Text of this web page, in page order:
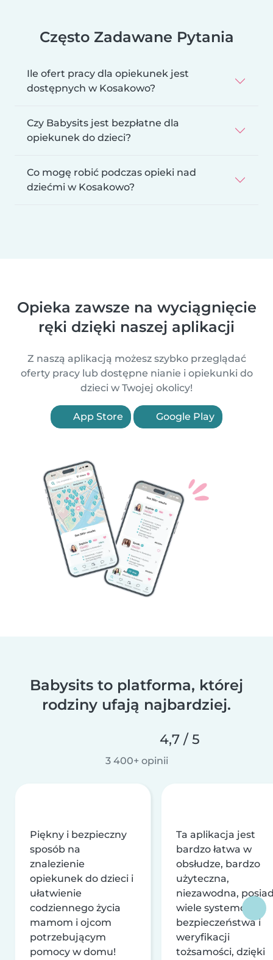
Często Zadawane Pytania
Ile ofert pracy dla opiekunek jest
dostępnych w Kosakowo?
Czy Babysits jest bezpłatne dla
opiekunek do dzieci?
Co mogę robić podczas opieki nad
dziećmi w Kosakowo?
Opieka zawsze na wyciągnięcie
ręki dzięki naszej aplikacji
Z naszą aplikacją możesz szybko przeglądać
oferty pracy lub dostępne nianie i opiekunki do
dzieci w Twojej okolicy!
App Store Google Play
Babysits to platforma, której
rodziny ufają najbardziej.
4,7 / 5
3 400+ opinii
Piękny i bezpieczny
sposób na
znalezienie
opiekunek do dzieci i
ułatwienie
codziennego życia
mamom i ojcom
potrzebującym
pomocy w domu!
Ta aplikacja jest
bardzo łatwa w
obsłudze, bardzo
użyteczna,
niezawodna,
wiele systemów
bezpieczeństwa i
weryfikacji
tożsamości, dzięki